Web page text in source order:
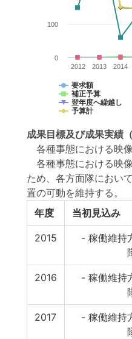
要求額
補正予算
翌年度へ繰越し
予算計
2012 2013 2014
0
100
成果目標及び成果実績
各種事態における映
各種事態における映
ため、各方面隊におい
置の可動を維持する。
年度
当初見込み
2015 - 稼働維持
2016 - 稼働維持
2017 - 稼働維持